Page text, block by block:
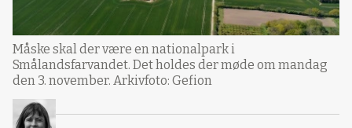
Måske skal der være en nationalpark i
Smålandsfarvandet. Det holdes der møde om mandag
den 3. november. Arkivfoto: Gefion